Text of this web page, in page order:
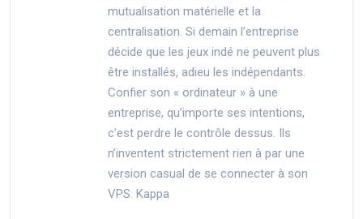
mutualisation matérielle et la
centralisation. Si demain l’entreprise
décide que les jeux indé ne peuvent plus
être installés, adieu les indépendants.
Confier son « ordinateur » à une
entreprise, qu’importe ses intentions,
c’est perdre le contrôle dessus. Ils
n’inventent strictement rien à par une
version casual de se connecter à son
VPS. Kappa